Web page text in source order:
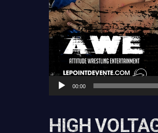
00:00
HIGH